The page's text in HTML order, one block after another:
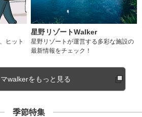
ヒット
星野リゾートWalker
星野リゾートが運営する多彩な施設の
最新情報をチェック！
walkerをもっと見る
季節特集